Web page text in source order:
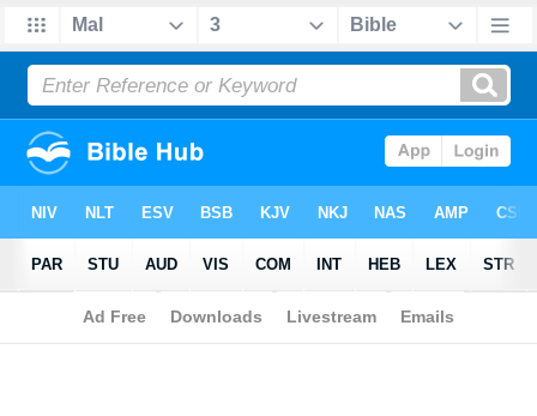
Biblia >Albanian > Malakia 3